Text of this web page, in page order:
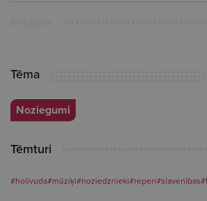
Tēma
Noziegumi
Tēmturi
#holivuda#mūziķi#noziedznieki#reperi#slavenības